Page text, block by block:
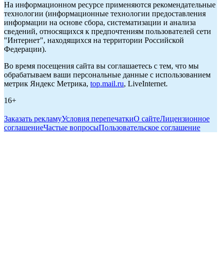
На информационном ресурсе применяются рекомендательные
технологии (информационные технологии предоставления
информации на основе сбора, систематизации и анализа
сведений, относящихся к предпочтениям пользователей сети
"Интернет", находящихся на территории Российской
Федерации).
Во время посещения сайта вы соглашаетесь с тем, что мы
обрабатываем ваши персональные данные с использованием
метрик Яндекс Метрика, top.mail.ru, LiveInternet.
16+
Заказать рекламуУсловия перепечаткиО сайтеЛицензионное
соглашениеЧастые вопросыПользовательское соглашение